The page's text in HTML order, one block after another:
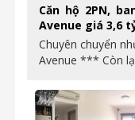
Căn hộ 2PN,
Avenue giá 3,6
Chuyên chuyển
Avenue *** Còn